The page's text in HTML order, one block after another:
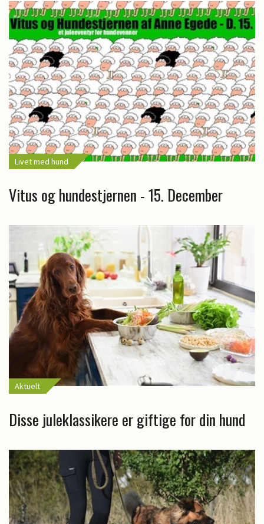
Livet med hund
Vitus og hundestjernen - 15. December
Aktuelt
Disse juleklassikere er giftige for din hund